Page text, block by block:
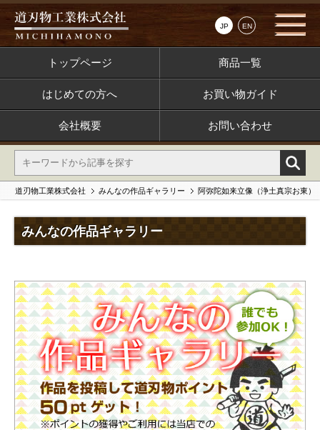
JP EN
トップページ 商品一覧
はじめての方へ お買い物ガイド
会社概要 お問い合わせ
道刃物工業株式会社 みんなの作品ギャラリー 阿弥陀如来立像（浄土真宗お東）
みんなの作品ギャラリー